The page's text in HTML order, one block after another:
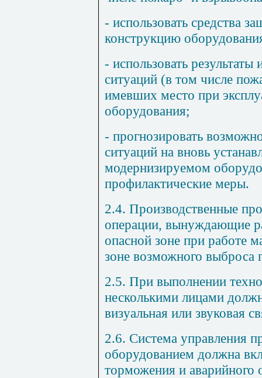
- использовать средства
конструкцию
- использовать
ситуаций (в том числе
имевших место при
оборудования;
- прогнозировать
ситуаций на вновь
модернизируемом
профилактические меры.
2.4. Производственные
операции, вынуждающие
опасной зоне при работе
зоне возможного выброса
2.5. При выполнении
несколькими лицами
визуальная или звуковая
2.6. Система управления
оборудованием должна
торможения и аварийного